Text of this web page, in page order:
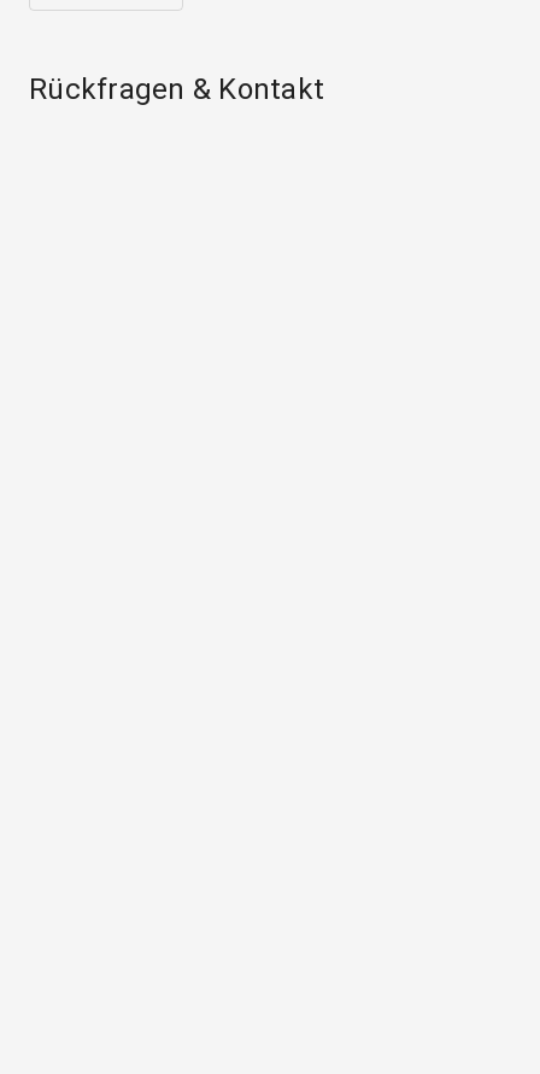
Rückfragen & Kontakt